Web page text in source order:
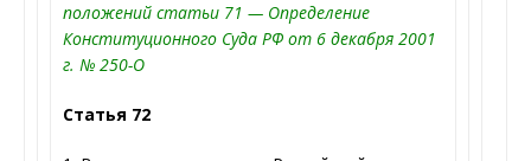
положений статьи 71 — Определение
Конституционного Суда РФ от 6 декабря 2001
г. № 250-О
Статья 72